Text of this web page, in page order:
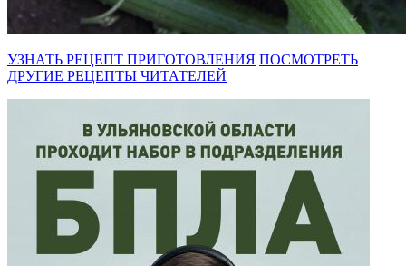
УЗНАТЬ РЕЦЕПТ ПРИГОТОВЛЕНИЯ ПОСМОТРЕТЬ
ДРУГИЕ РЕЦЕПТЫ ЧИТАТЕЛЕЙ